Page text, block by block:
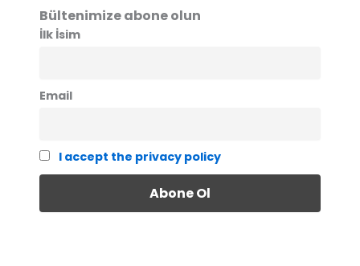
Bültenimize abone olun
İlk İsim
Email
I accept the privacy policy